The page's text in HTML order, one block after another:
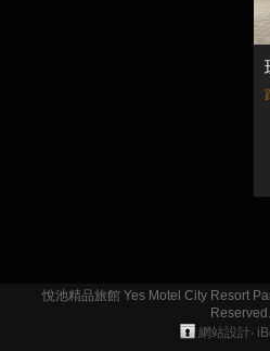
悅池精品旅館 Yes Motel City Resort
Reserved.
網站設計‧